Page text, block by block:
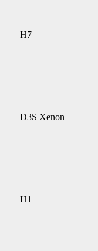
H7
D3S Xenon
H1